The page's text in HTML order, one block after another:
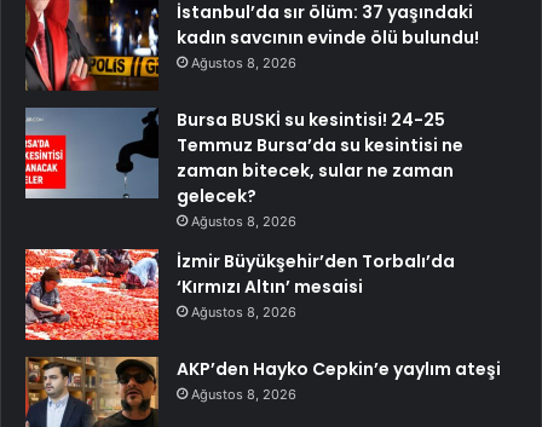
İstanbul’da sır ölüm: 37 yaşındaki
kadın savcının evinde ölü bulundu!
Ağustos 8, 2026
Bursa BUSKİ su kesintisi! 24-25
Temmuz Bursa’da su kesintisi ne
zaman bitecek, sular ne zaman
gelecek?
Ağustos 8, 2026
İzmir Büyükşehir’den Torbalı’da
‘Kırmızı Altın’ mesaisi
Ağustos 8, 2026
AKP’den Hayko Cepkin’e yaylım ateşi
Ağustos 8, 2026